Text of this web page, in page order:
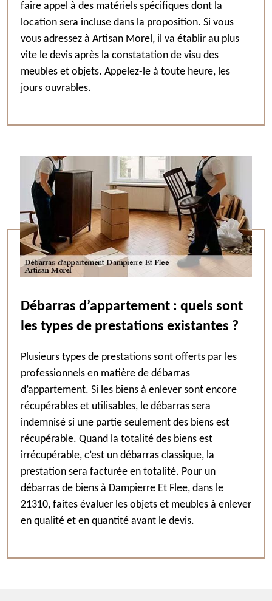
faire appel à des matériels spécifiques dont la
location sera incluse dans la proposition. Si vous
vous adressez à Artisan Morel, il va établir au plus
vite le devis après la constatation de visu des
meubles et objets. Appelez-le à toute heure, les
jours ouvrables.
Débarras d’appartement : quels sont
les types de prestations existantes ?
Plusieurs types de prestations sont offerts par les
professionnels en matière de débarras
d’appartement. Si les biens à enlever sont encore
récupérables et utilisables, le débarras sera
indemnisé si une partie seulement des biens est
récupérable. Quand la totalité des biens est
irrécupérable, c’est un débarras classique, la
prestation sera facturée en totalité. Pour un
débarras de biens à Dampierre Et Flee, dans le
21310, faites évaluer les objets et meubles à enlever
en qualité et en quantité avant le devis.